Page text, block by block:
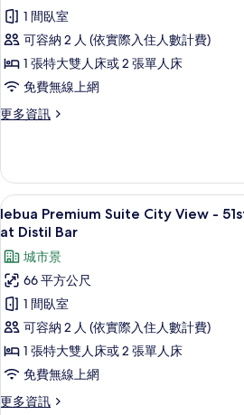
片
at
Sirocco
Restaurant
詳
情
Suite
City
View
51st-
52nd
Flr
per
stay
at
Sirocco
Restaurant
的
所
有
相
片
1 間臥室
可容納 2 人 (依實際入住人數計費)
1 張特大雙人床或 2 張單人床
免費無線上網
更多資訊
更
Suite
City
View
51st-
Flr
Dinner
once
per
stay
Sirocco
Restaurant
詳
顯
示
lebua
Premium
Suite
City
View
-
51st-
52nd
1 間
9
lebua Premium Suite City View -
at Distil Bar
城市景
66 平方公尺
1 間臥室
可容納 2 人 (依實際入住人數計費)
1 張特大雙人床或 2 張單人床
免費無線上網
更多資訊
更